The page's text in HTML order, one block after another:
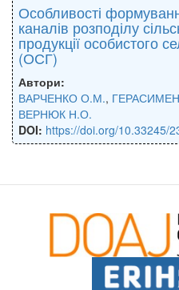
Особливості
каналів розподілу
продукції особистого
(ОСГ)
Автори:
ВАРЧЕНКО О.М.,
ВЕРНЮК Н.О.
DOI: https://doi.org/10.33245/